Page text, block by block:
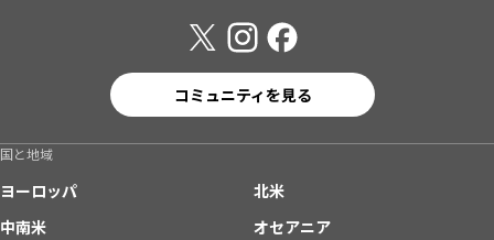
コミュニティを見る
国と地域
ヨーロッパ
北米
中南米
オセアニア